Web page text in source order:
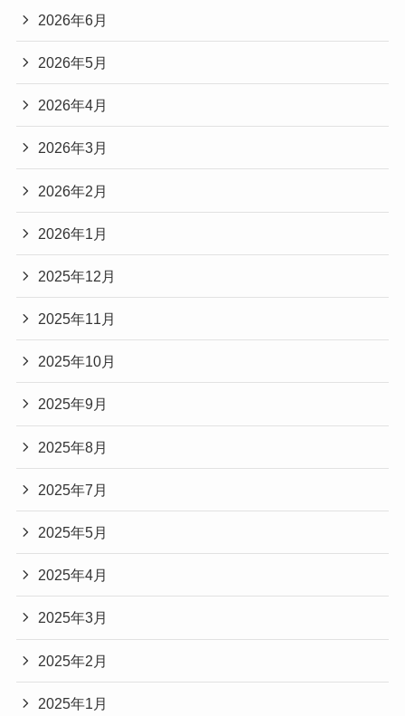
2026年6月
2026年5月
2026年4月
2026年3月
2026年2月
2026年1月
2025年12月
2025年11月
2025年10月
2025年9月
2025年8月
2025年7月
2025年5月
2025年4月
2025年3月
2025年2月
2025年1月